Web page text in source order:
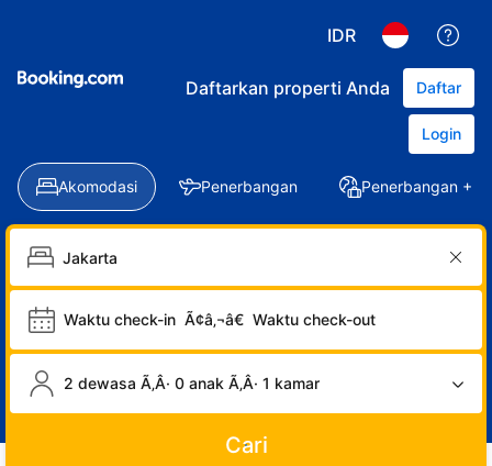
IDR
Daftarkan properti Anda Daftar
Login
Akomodasi Penerbangan Penerbangan +
Waktu check-in Ã¢â‚¬â€ Waktu check-out
2 dewasa Ã‚Â· 0 anak Ã‚Â· 1 kamar
Cari